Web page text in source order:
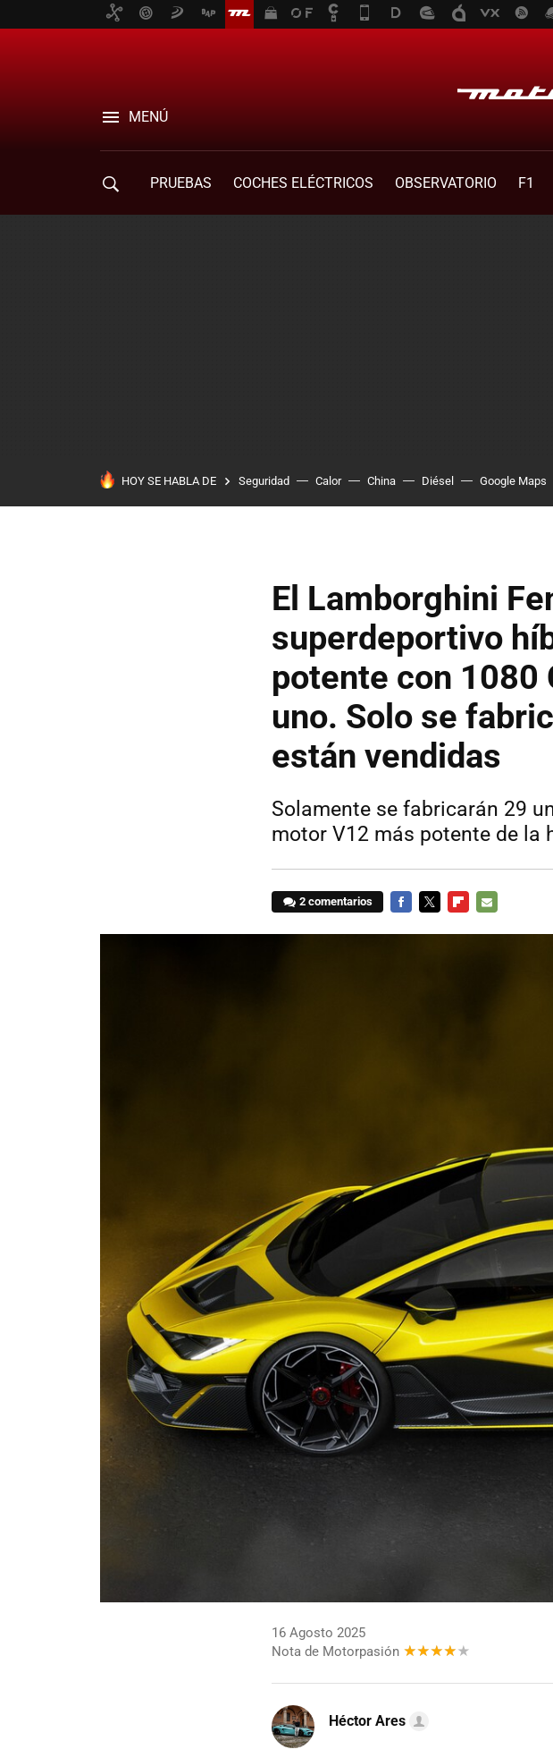
MENÚ
PRUEBAS COCHES ELÉCTRICOS OBSERVATORIO F1
HOY SE HABLA DE Seguridad Calor China Diésel Google Maps
El Lamborghini
superdeportivo
potente con 1080
uno. Solo se
están vendidas
Solamente se fabricarán 29
motor V12 más potente de la
2 comentarios
16 Agosto 2025
Nota de Motorpasión
Héctor Ares